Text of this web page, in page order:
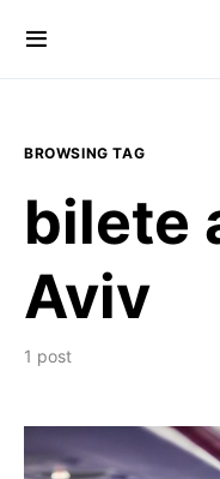
BROWSING TAG
bilete
Aviv
1 post